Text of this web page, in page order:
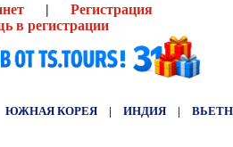
| Регистрация
в регистрации
ЮЖНАЯ КОРЕЯ | ИНДИЯ |